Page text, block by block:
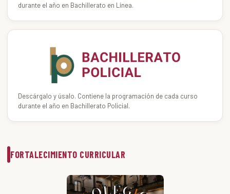
durante el año en Bachillerato en Línea.
Descárgalo y úsalo. Contiene la programación de cada curso
durante el año en Bachillerato Policial.
FORTALECIMIENTO CURRICULAR